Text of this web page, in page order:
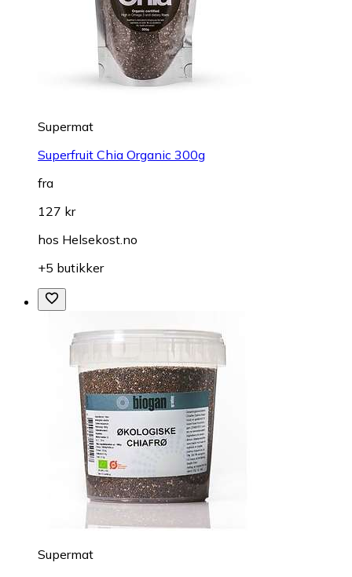
Supermat
Superfruit Chia Organic 300g
fra
127 kr
hos Helsekost.no
+5 butikker
Supermat